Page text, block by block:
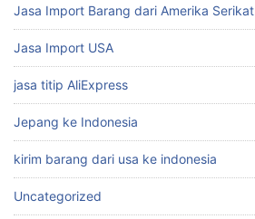
Jasa Import Barang dari Amerika Serikat
Jasa Import USA
jasa titip AliExpress
Jepang ke Indonesia
kirim barang dari usa ke indonesia
Uncategorized